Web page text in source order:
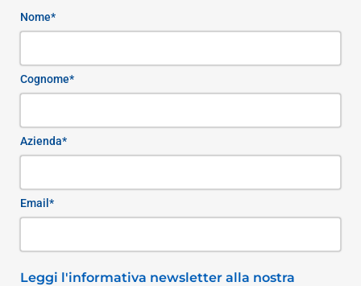
Nome*
Cognome*
Azienda*
Email*
Leggi l'informativa newsletter alla nostra